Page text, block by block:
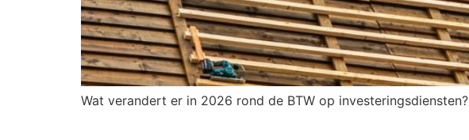
Wat verandert er in 2026 rond de BTW op investeringsdiensten?